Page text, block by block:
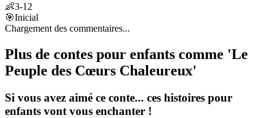
👶3-12
🎯Inicial
Chargement des commentaires...
Plus de contes pour enfants comme 'Le
Peuple des Cœurs Chaleureux'
Si vous avez aimé ce conte... ces histoires pour
enfants vont vous enchanter !